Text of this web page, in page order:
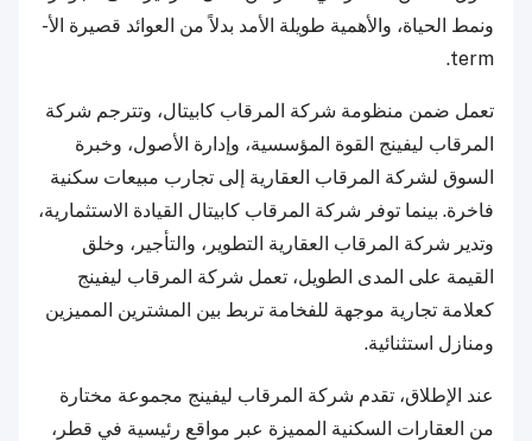
ونمط الحياة، والأهمية طويلة الأمد بدلاً من العوائد قصيرة الأ-
term.
تعمل ضمن منظومة شركة المرقاب كابيتال، وتترجم شركة
المرقاب ليفينج القوة المؤسسية، وإدارة الأصول، وخبرة
السوق لشركة المرقاب العقارية إلى تجارب مبيعات سكنية
فاخرة. بينما توفر شركة المرقاب كابيتال القيادة الاستثمارية،
وتدير شركة المرقاب العقارية التطوير، والتأجير، وخلق
القيمة على المدى الطويل، تعمل شركة المرقاب ليفينج
كعلامة تجارية موجهة للفخامة تربط بين المشترين المميزين
ومنازل استثنائية.
عند الإطلاق، تقدم شركة المرقاب ليفينج مجموعة مختارة
من العقارات السكنية المميزة عبر مواقع رئيسية في قطر،